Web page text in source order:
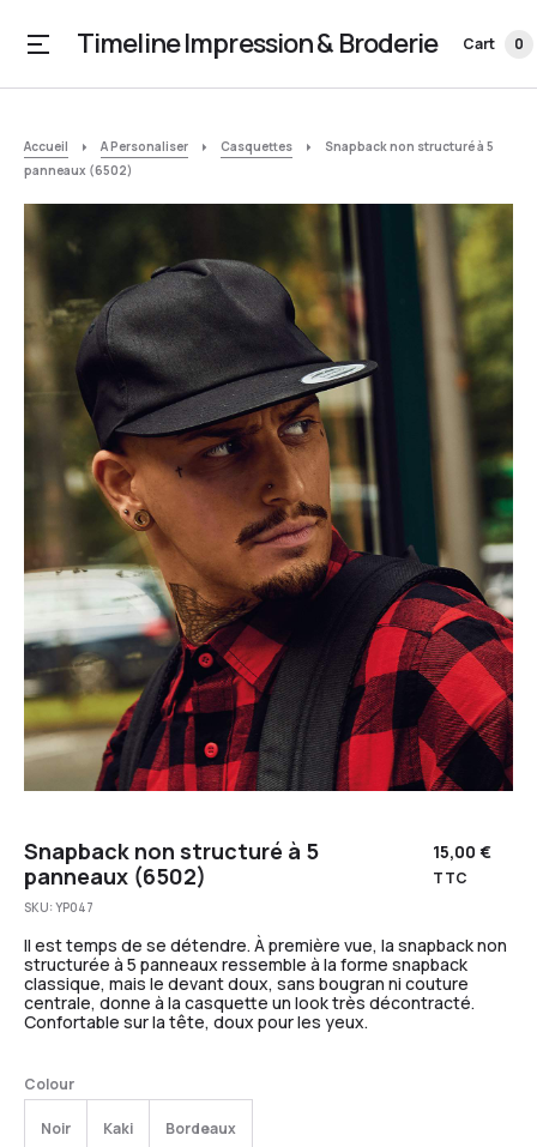
Timeline Impression & Broderie Cart 0
Accueil A Personaliser Casquettes
Snapback non structuré à 5
panneaux (6502)
Snapback non structuré à 5
panneaux (6502)
15,00 €
TTC
SKU:YP047
Il est temps de se détendre. À première vue, la snapback non
structurée à 5 panneaux ressemble à la forme snapback
classique, mais le devant doux, sans bougran ni couture
centrale, donne à la casquette un look très décontracté.
Confortable sur la tête, doux pour les yeux.
Colour
Noir Kaki Bordeaux